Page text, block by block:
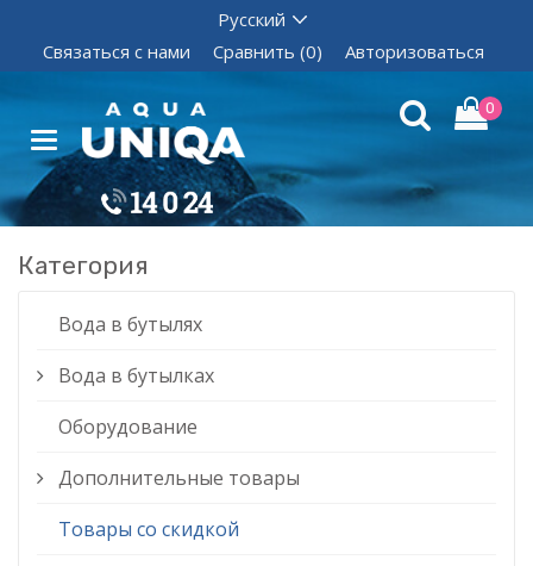
Связаться с нами Сравнить (0) Авторизоваться
0
Категория
Вода в бутылях
Вода в бутылках
Оборудование
Дополнительные товары
Товары со скидкой